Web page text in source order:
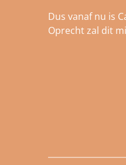
Dus vanaf nu is
Oprecht zal dit